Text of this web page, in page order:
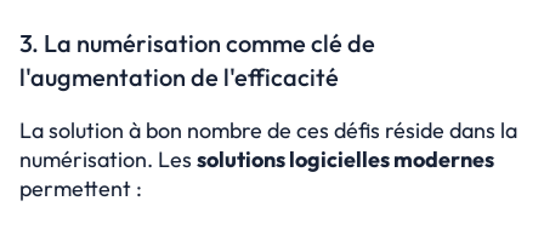
3. La numérisation comme clé de
l'augmentation de l'efficacité
La solution à bon nombre de ces défis réside dans la
numérisation. Les solutions logicielles modernes
permettent :